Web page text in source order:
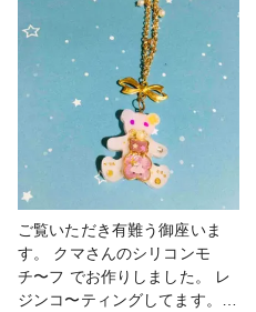
シマエナガちゃんカッポーも笑
めっちゃ可愛い仕上がりになっ
ています。 他にはない一点物
です。 #アクセサリー部 #販売
#Twitter #Instagram
ご覧いただき有難う御座いま
す。 クマさんのシリコンモ
チ〜フ でお作りしました。 レ
ジンコ〜ティングしてます。